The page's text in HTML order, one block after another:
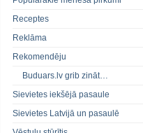
Receptes
Reklāma
Rekomendēju
Buduars.lv grib zināt…
Sievietes iekšējā pasaule
Sievietes Latvijā un pasaulē